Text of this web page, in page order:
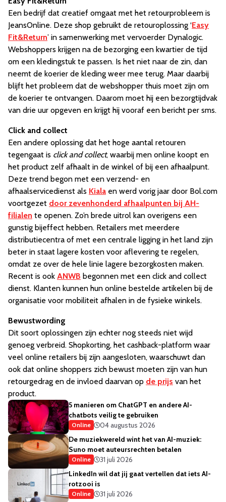
Een bedrijf dat creatief omgaat met het retourprobleem is
JeansOnline. Deze shop gebruikt de retouroplossing ‘Easy
Fit&Return’ in samenwerking met vervoerder Dynalogic.
Webshoppers krijgen na de bezorging een kwartier de tijd
om een kledingstuk te passen. Is het niet naar de zin, dan
neemt de koerier de kleding weer mee terug. Maar daarbij
blijft het probleem dat de webshopper thuis moet zijn om
de koerier te ontvangen. Daarom moet hij een bezorgtijdvak
van drie uur opgeven en krijgt hij vooraf een bericht per sms.
Click and collect
Een andere oplossing dat het hoge aantal retouren
tegengaat is click and collect, waarbij men online koopt en
het product zelf afhaalt in de winkel of bij een afhaalpunt.
Deze trend begon met een verzend- en
afhaalservicedienst als Kiala en werd vorig jaar door Bol.com
voortgezet door zevenhonderd afhaalpunten bij AH-
filialen te openen. Zo’n brede uitrol kan overigens een
gunstig bijeffect hebben. Retailers met meerdere
distributiecentra of met een centrale ligging in het land zijn
beter in staat lagere kosten voor aflevering te regelen,
omdat ze over de hele linie lagere bezorgkosten maken.
Recent is ook ANWB begonnen met een click and collect
dienst. Klanten kunnen hun online bestelde artikelen bij de
organisatie voor mobiliteit afhalen in de fysieke winkels.
Bewustwording
Dit soort oplossingen zijn echter nog steeds niet wijd
genoeg verbreid. Shopkorting, het cashback-platform waar
veel online retailers bij zijn aangesloten, waarschuwt dan
ook dat online shoppers zich bewust moeten zijn van hun
retourgedrag en de invloed daarvan op de prijs van het
product.
5 manieren om ChatGPT en andere AI-
chatbots veilig te gebruiken
Online
04 augustus 2026
De muziekwereld wint het van AI-muziek:
Suno moet auteursrechten betalen
Online
31 juli 2026
LinkedIn wil dat jij gaat vertellen dat iets AI-
rotzooi is
Online
31 juli 2026